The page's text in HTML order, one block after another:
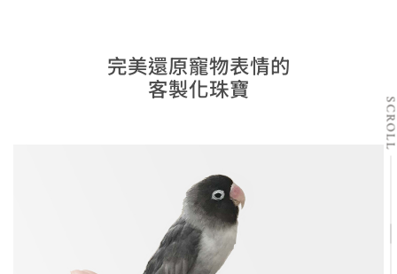
完美還原寵物表情的
客製化珠寶